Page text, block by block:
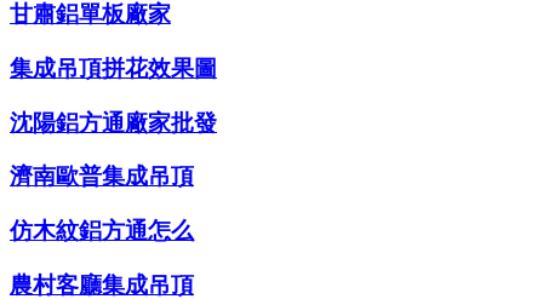
甘肅鋁單板廠家
集成吊頂拼花效果圖
沈陽鋁方通廠家批發
濟南歐普集成吊頂
仿木紋鋁方通怎么
農村客廳集成吊頂